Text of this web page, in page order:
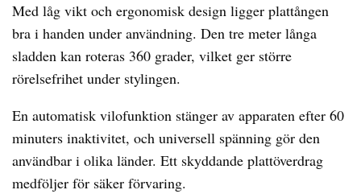
Med låg vikt och ergonomisk design ligger plattången
bra i handen under användning. Den tre meter långa
sladden kan roteras 360 grader, vilket ger större
rörelsefrihet under stylingen.
En automatisk vilofunktion stänger av apparaten efter 60
minuters inaktivitet, och universell spänning gör den
användbar i olika länder. Ett skyddande plattöverdrag
medföljer för säker förvaring.